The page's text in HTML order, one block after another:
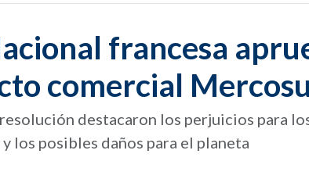
francesa
comercial
destacaron los perjuicios para
los posibles daños para el planeta